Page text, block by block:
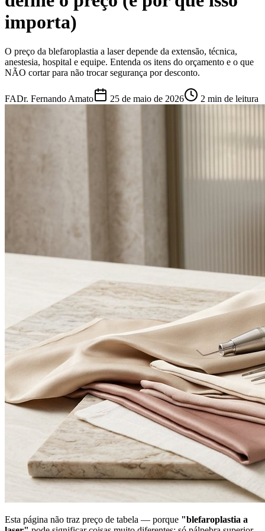
importa)
O preço da blefaroplastia a laser depende da extensão, técnica,
anestesia, hospital e equipe. Entenda os itens do orçamento e o que
NÃO cortar para não trocar segurança por desconto.
FADr. Fernando Amato 25 de maio de 2026 2 min de leitura
Esta página não traz preço de tabela — porque "blefaroplastia a